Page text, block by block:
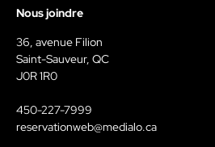
Nous joindre
36, avenue Filion
Saint-Sauveur, QC
J0R 1R0
450-227-7999
reservationweb@medialo.ca